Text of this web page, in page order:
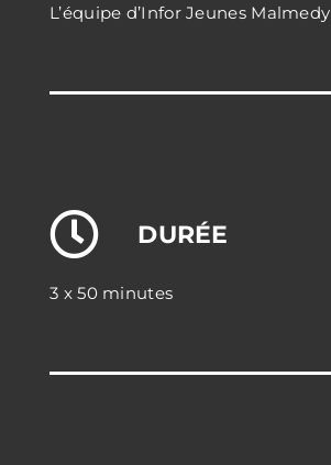
L’équipe d’Infor Jeunes Malmedy
DURÉE
3 x 50 minutes